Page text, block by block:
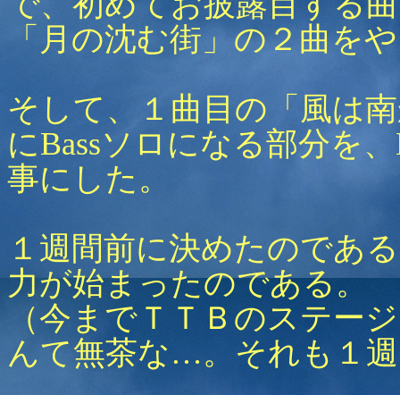
「月の沈む街」の２曲を
そして、１曲目の「風は
にBassソロになる部分を
事にした。
１週間前に決めたのであ
力が始まったのである。
（今までＴＴＢのステー
んて無茶な…。それも１